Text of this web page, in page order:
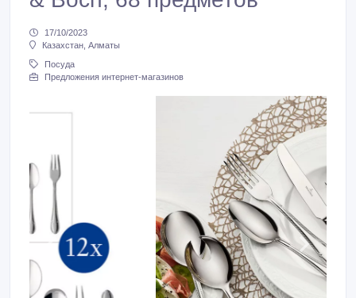
17/10/2023
Казахстан, Алматы
Посуда
Предложения интернет-магазинов